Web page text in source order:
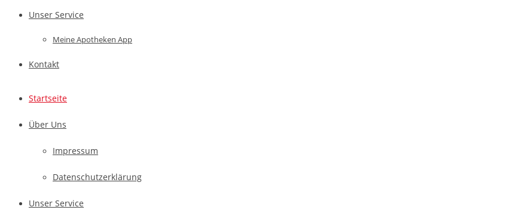
Unser Service
Meine Apotheken App
Kontakt
Startseite
Über Uns
Impressum
Datenschutzerklärung
Unser Service